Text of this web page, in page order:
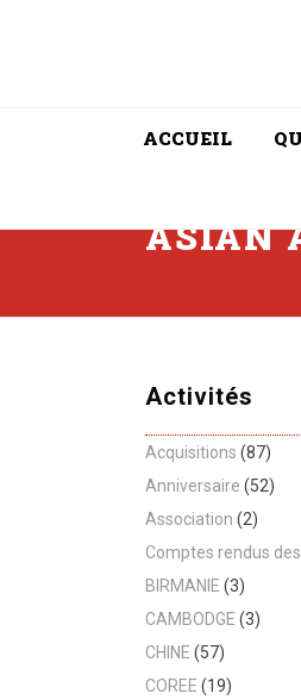
ACCUEIL
ASIAN
Activités
Acquisitions (87)
Anniversaire (52)
Association (2)
Comptes rendus
BIRMANIE (3)
CAMBODGE (3)
CHINE (57)
COREE (19)